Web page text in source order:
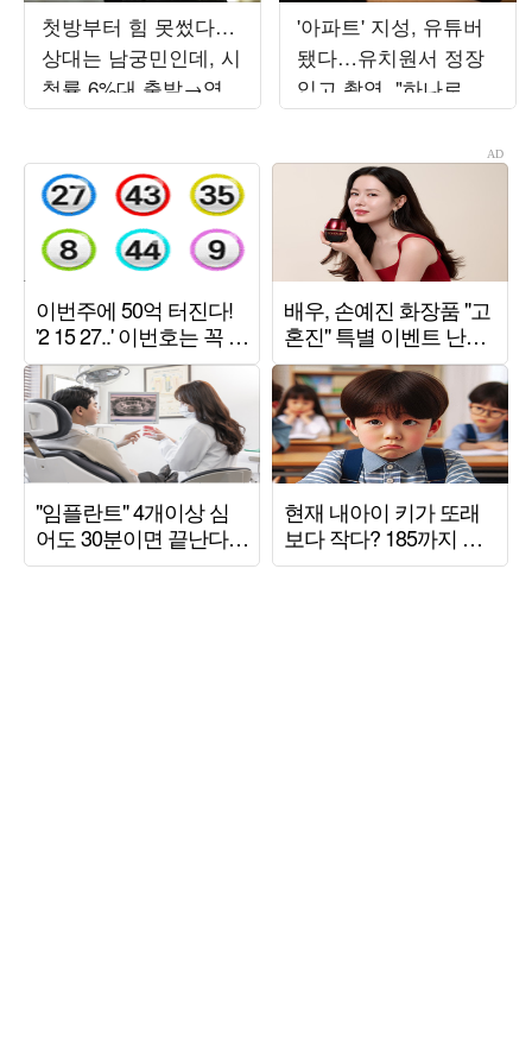
첫방부터 힘 못썼다…
상대는 남궁민인데, 시
청률 6%대 출발→역공
시작 ('재벌X형사2')
'아파트' 지성, 유튜버
됐다…유치원서 정장
입고 촬영, "하나로 뭉
쳐"